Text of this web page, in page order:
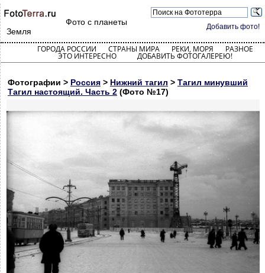
Добавить фото!
Фото с планеты
Земля
ГОРОДА РОССИИ СТРАНЫ МИРА РЕКИ, МОРЯ РАЗНОЕ
ЭТО ИНТЕРЕСНО ДОБАВИТЬ ФОТОГАЛЕРЕЮ!
Фотографии > Россия > Нижний тагил > Тагил минувший
Тагил настоящий. Часть 2 (Фото №17)